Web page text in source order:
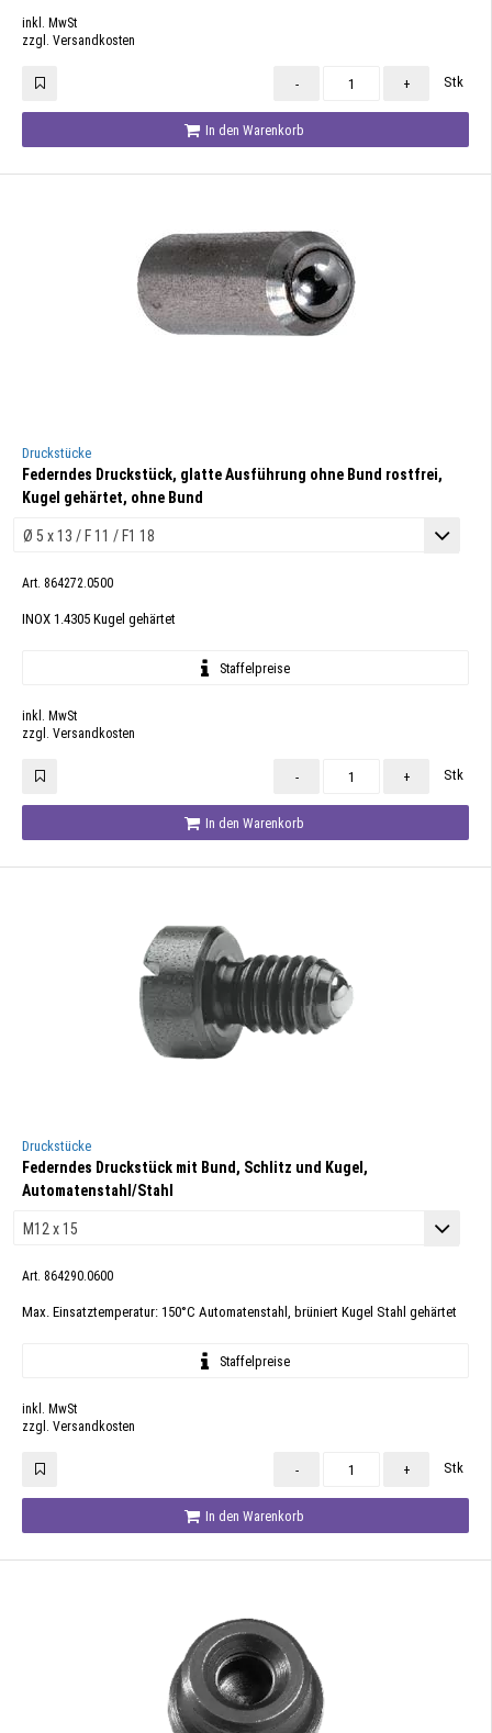
inkl. MwSt
zzgl. Versandkosten
- + Stk
In den Warenkorb
Druckstücke
Federndes Druckstück, glatte Ausführung ohne Bund rostfrei,
Kugel gehärtet, ohne Bund
Art. 864272.0500
INOX 1.4305 Kugel gehärtet
Staffelpreise
inkl. MwSt
zzgl. Versandkosten
- + Stk
In den Warenkorb
Druckstücke
Federndes Druckstück mit Bund, Schlitz und Kugel,
Automatenstahl/Stahl
Art. 864290.0600
Max. Einsatztemperatur: 150°C Automatenstahl, brüniert Kugel Stahl gehärtet
Staffelpreise
inkl. MwSt
zzgl. Versandkosten
- + Stk
In den Warenkorb